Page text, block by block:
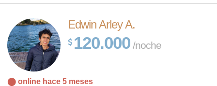
Edwin Arley A.
120.000 /noche
⬤ online hace 5 meses